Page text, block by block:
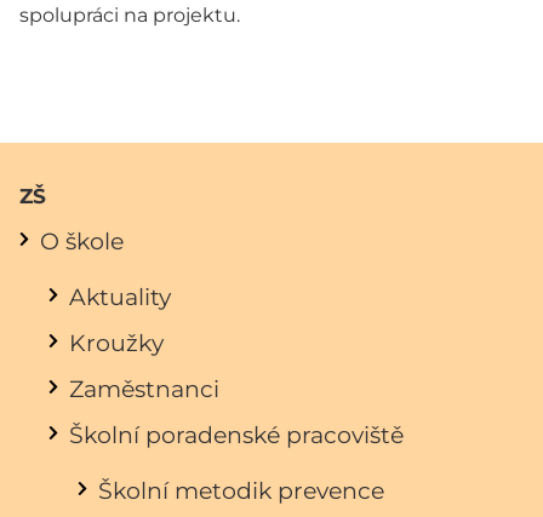
spolupráci na projektu.
ZŠ
O škole
Aktuality
Kroužky
Zaměstnanci
Školní poradenské pracoviště
Školní metodik prevence